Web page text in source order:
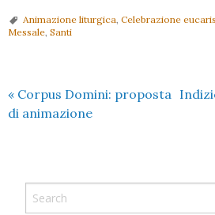
Animazione liturgica, Celebrazione
Messale, Santi
« Corpus Domini: proposta
di animazione